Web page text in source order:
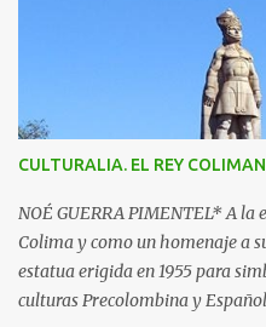
o
s
CULTURALIA. EL REY COLIMAN
NOÉ GUERRA PIMENTEL* A
Colima y como un homenaje a
estatua erigida en 1955 para
culturas Precolombina y